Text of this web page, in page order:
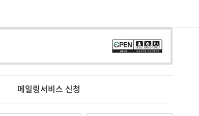
메일링서비스 신청